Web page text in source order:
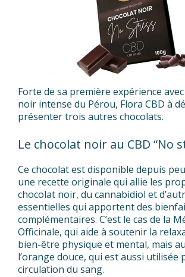
Forte de sa première expérience
noir intense du Pérou, Flora CBD à
présenter trois autres chocolats.
Le chocolat noir au CBD “No
Ce chocolat est disponible depuis
une recette originale qui allie les
chocolat noir, du cannabidiol et
essentielles qui apportent des
complémentaires. C’est le cas de la
Officinale, qui aide à soutenir la
bien-être physique et mental, mais
l’orange douce, qui est aussi utilisée
circulation du sang.